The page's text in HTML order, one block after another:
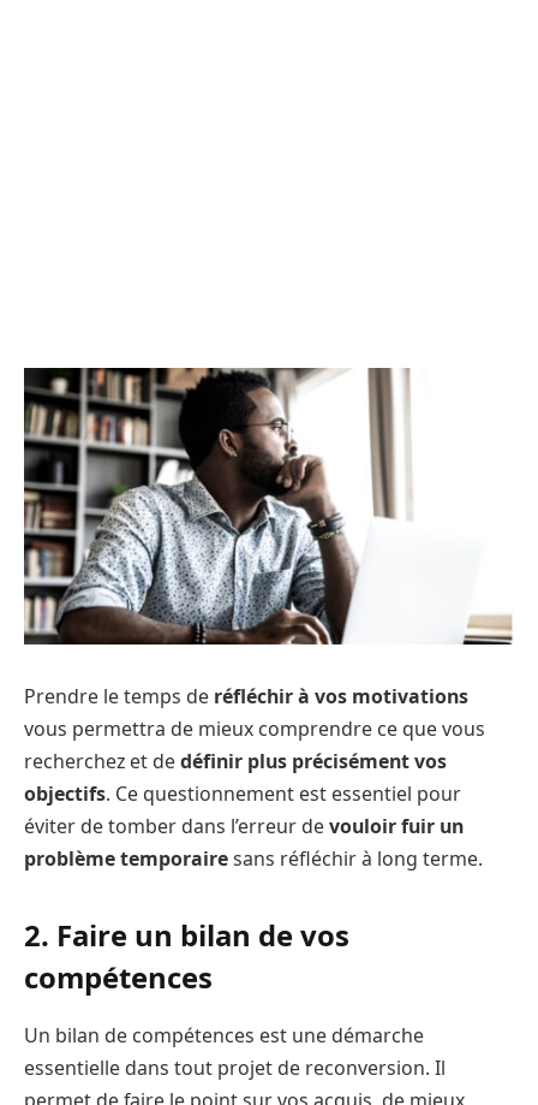
Prendre le temps de réfléchir à vos motivations
vous permettra de mieux comprendre ce que vous
recherchez et dedéfinir plus précisément vos
objectifs. Ce questionnement est essentiel pour
éviter de tomber dans l’erreur devouloir fuir un
problème temporairesans réfléchir à long terme.
2. Faire un bilan de vos
compétences
Un bilan de compétences est une démarche
essentielle dans tout projet de reconversion. Il